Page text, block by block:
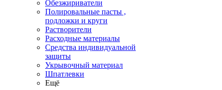
Обезжириватели
Полировальные пасты ,
подложки и круги
Растворители
Расходные материалы
Средства индивидуальной
защиты
Укрывочный материал
Шпатлевки
Ещё